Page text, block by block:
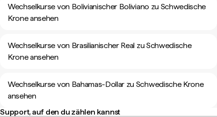
Wechselkurse von Bolivianischer Boliviano zu Schwedische
Krone ansehen
Wechselkurse von Brasilianischer Real zu Schwedische
Krone ansehen
Wechselkurse von Bahamas-Dollar zu Schwedische Krone
ansehen
Support, auf den du zählen kannst